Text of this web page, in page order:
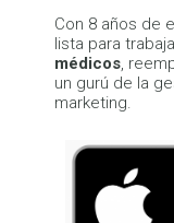
Con 8 años de
lista para
médicos,
un gurú de la
marketing.